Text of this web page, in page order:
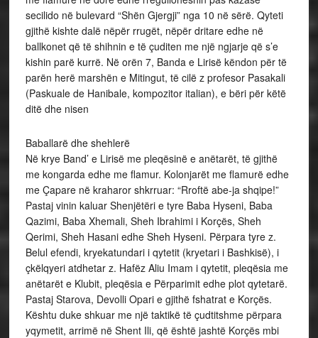
secilido në bulevard “Shën Gjergji” nga 10 në sërë. Qyteti
gjithë kishte dalë nëpër rrugët, nëpër dritare edhe në
ballkonet që të shihnin e të çuditen me një ngjarje që s’e
kishin parë kurrë. Në orën 7, Banda e Lirisë këndon për të
parën herë marshën e Mitingut, të cilë z profesor Pasakali
(Paskuale de Hanibale, kompozitor italian), e bëri për këtë
ditë dhe nisen
Baballarë dhe shehlerë
Në krye Band’ e Lirisë me pleqësinë e anëtarët, të gjithë
me kongarda edhe me flamur. Kolonjarët me flamurë edhe
me Çapare në kraharor shkrruar: “Rroftë abe-ja shqipe!”
Pastaj vinin kaluar Shenjëtëri e tyre Baba Hyseni, Baba
Qazimi, Baba Xhemali, Sheh Ibrahimi i Korçës, Sheh
Qerimi, Sheh Hasani edhe Sheh Hyseni. Përpara tyre z.
Belul efendi, kryekatundari i qytetit (kryetari i Bashkisë), i
çkëlqyeri atdhetar z. Hafëz Aliu Imam i qytetit, pleqësia me
anëtarët e Klubit, pleqësia e Përparimit edhe plot qytetarë.
Pastaj Starova, Devolli Opari e gjithë fshatrat e Korçës.
Kështu duke shkuar me një taktikë të çudtitshme përpara
yqymetit, arrimë në Shent Ili, që është jashtë Korçës mbi